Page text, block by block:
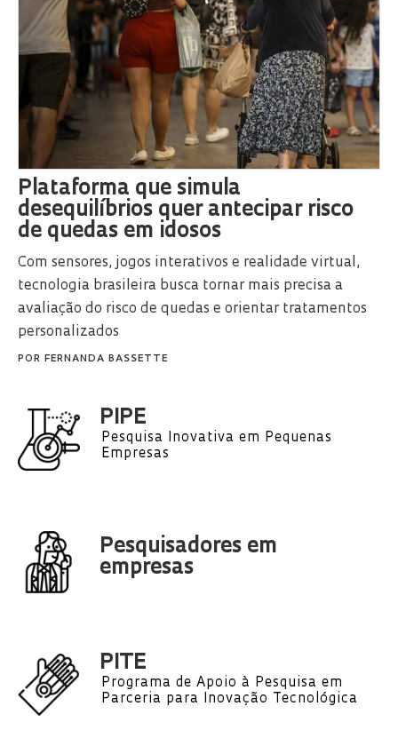
Plataforma que simula
desequilíbrios quer antecipar risco
de quedas em idosos
Com sensores, jogos interativos e realidade virtual,
tecnologia brasileira busca tornar mais precisa a
avaliação do risco de quedas e orientar tratamentos
personalizados
POR FERNANDA BASSETTE
PIPE
Pesquisa Inovativa em Pequenas
Empresas
Pesquisadores em
empresas
PITE
Programa de Apoio à Pesquisa em
Parceria para Inovação Tecnológica